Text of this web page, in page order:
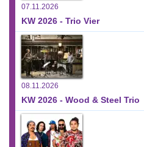
07.11.2026
KW 2026 - Trio Vier
08.11.2026
KW 2026 - Wood & Steel Trio